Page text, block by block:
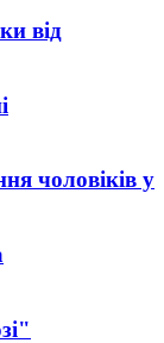
від
чоловіків у